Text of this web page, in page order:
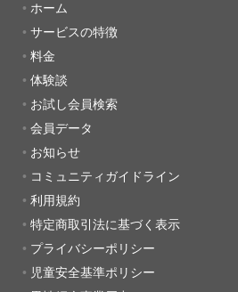
ホーム
サービスの特徴
料金
体験談
お試し会員検索
会員データ
お知らせ
コミュニティガイドライン
利用規約
特定商取引法に基づく表示
プライバシーポリシー
児童安全基準ポリシー